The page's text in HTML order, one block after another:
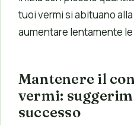
tuoi vermi si abituano
aumentare lentamente
Mantenere il
vermi:
successo